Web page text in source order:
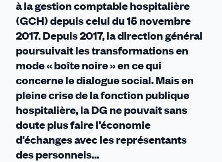
communication
à la gestion comptable hospitalière
(GCH) depuis celui du 15 novembre
2017. Depuis 2017, la direction général
poursuivait les transformations en
mode « boîte noire » en ce qui
concerne le dialogue social. Mais en
pleine crise de la fonction publique
hospitalière, la DG ne pouvait sans
doute plus faire l’économie
d’échanges avec les représentants
des personnels...